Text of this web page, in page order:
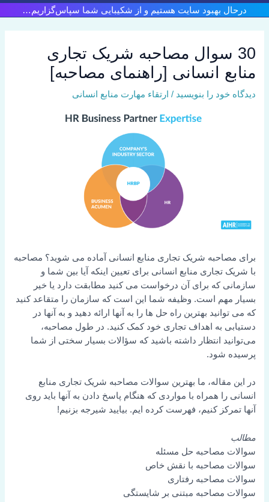
پرش
به
درحال بهبود سایت هستیم و از شکیبایی شما سپاس‌گزاریم…
30 سوال مصاحبه شریک تجاری
منابع انسانی [راهنمای مصاحبه]
دیدگاه‌ خود را بنویسید / ارتقاء مهارت منابع انسانی
برای مصاحبه شریک تجاری منابع انسانی آماده می شوید؟ مصاحبه
با شریک تجاری منابع انسانی برای تعیین اینکه آیا بین شما و
سازمانی که برای آن درخواست می کنید مطابقت دارد یا خیر
بسیار مهم است. وظیفه شما این است که سازمان را متقاعد کنید
که می توانید بهترین راه حل ها را به آنها ارائه دهید و به آنها در
دستیابی به اهداف تجاری خود کمک کنید. در طول مصاحبه،
می‌توانید انتظار داشته باشید که سؤالات بسیار سختی از شما
پرسیده شود.
در این مقاله، ما بهترین سوالات مصاحبه شریک تجاری منابع
انسانی را همراه با مواردی که هنگام پاسخ دادن به آنها باید روی
آنها تمرکز کنیم، فهرست کرده ایم. بیایید شیرجه بزنیم!
مطالب
سوالات مصاحبه حل مسئله
سوالات مصاحبه با نقش خاص
سوالات مصاحبه رفتاری
سوالات مصاحبه مبتنی بر شایستگی